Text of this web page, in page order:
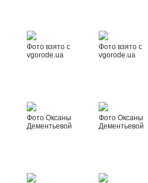
Фото взято с
vgorode.ua
Фото взято с
vgorode.ua
Фото Оксаны
Дементьевой
Фото Оксаны
Дементьевой